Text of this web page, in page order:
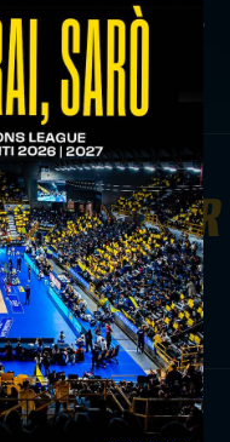
news prima squadra